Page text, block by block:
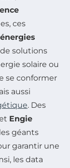
ces
énergies
de solutions
solaire ou
se conformer
aussi
. Des
Engie
géants
garantir une
les data